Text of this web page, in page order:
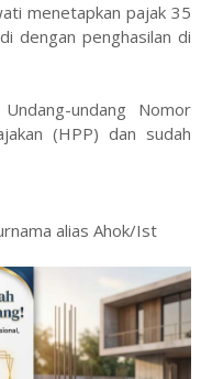
menetapkan pajak 35
dengan penghasilan di
undang Nomor
(HPP) dan sudah
alias Ahok/Ist